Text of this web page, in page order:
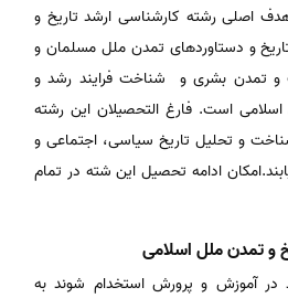
اصلی رشته کارشناسی ارشد تاریخ و
و دستاوردهای تمدن ملل مسلمان و
و تمدن بشری و شناخت فرایند رشد و
است. فارغ التحصیلان این رشته
و تحلیل تاریخ سیاسی، اجتماعی و
ادامه تحصیل این شته در تمام
و تمدن ملل اسلامی
در آموزش و پرورش استخدام شوند به